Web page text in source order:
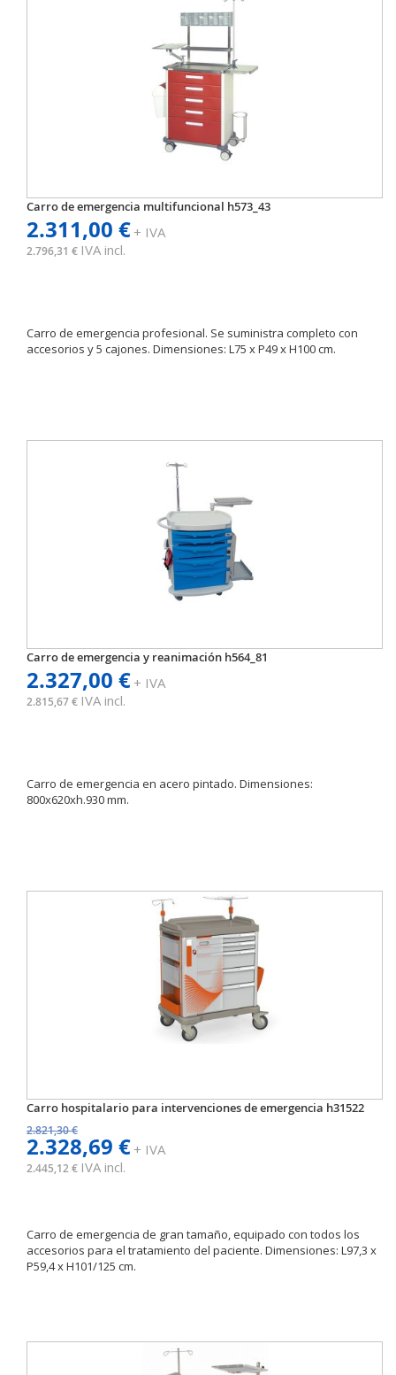
Carro de emergencia multifuncional h573_43
2.311,00 €+ IVA
2.796,31 € IVA incl.
Carro de emergencia profesional. Se suministra completo con
accesorios y 5 cajones. Dimensiones: L75 x P49 x H100 cm.
Carro de emergencia y reanimación h564_81
2.327,00 €+ IVA
2.815,67 € IVA incl.
Carro de emergencia en acero pintado. Dimensiones:
800x620xh.930 mm.
Carro hospitalario para intervenciones de emergencia h31522
2.821,30 €
2.328,69 €+ IVA
2.445,12 € IVA incl.
Carro de emergencia de gran tamaño, equipado con todos los
accesorios para el tratamiento del paciente. Dimensiones: L97,3 x
P59,4 x H101/125 cm.